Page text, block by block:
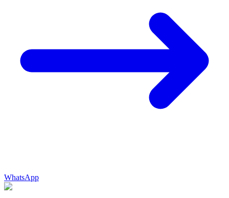
WhatsApp